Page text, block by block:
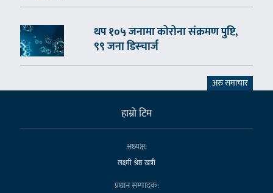
थप १०५ जनामा कोरोना संक्रमण पुष्टि,
९९ जना डिस्चार्ज
अरु समाचार
हाम्राे टिम
अध्यक्ष:
लक्ष्मी श्रेष्ठ खत्री
प्रधान सम्पादक: